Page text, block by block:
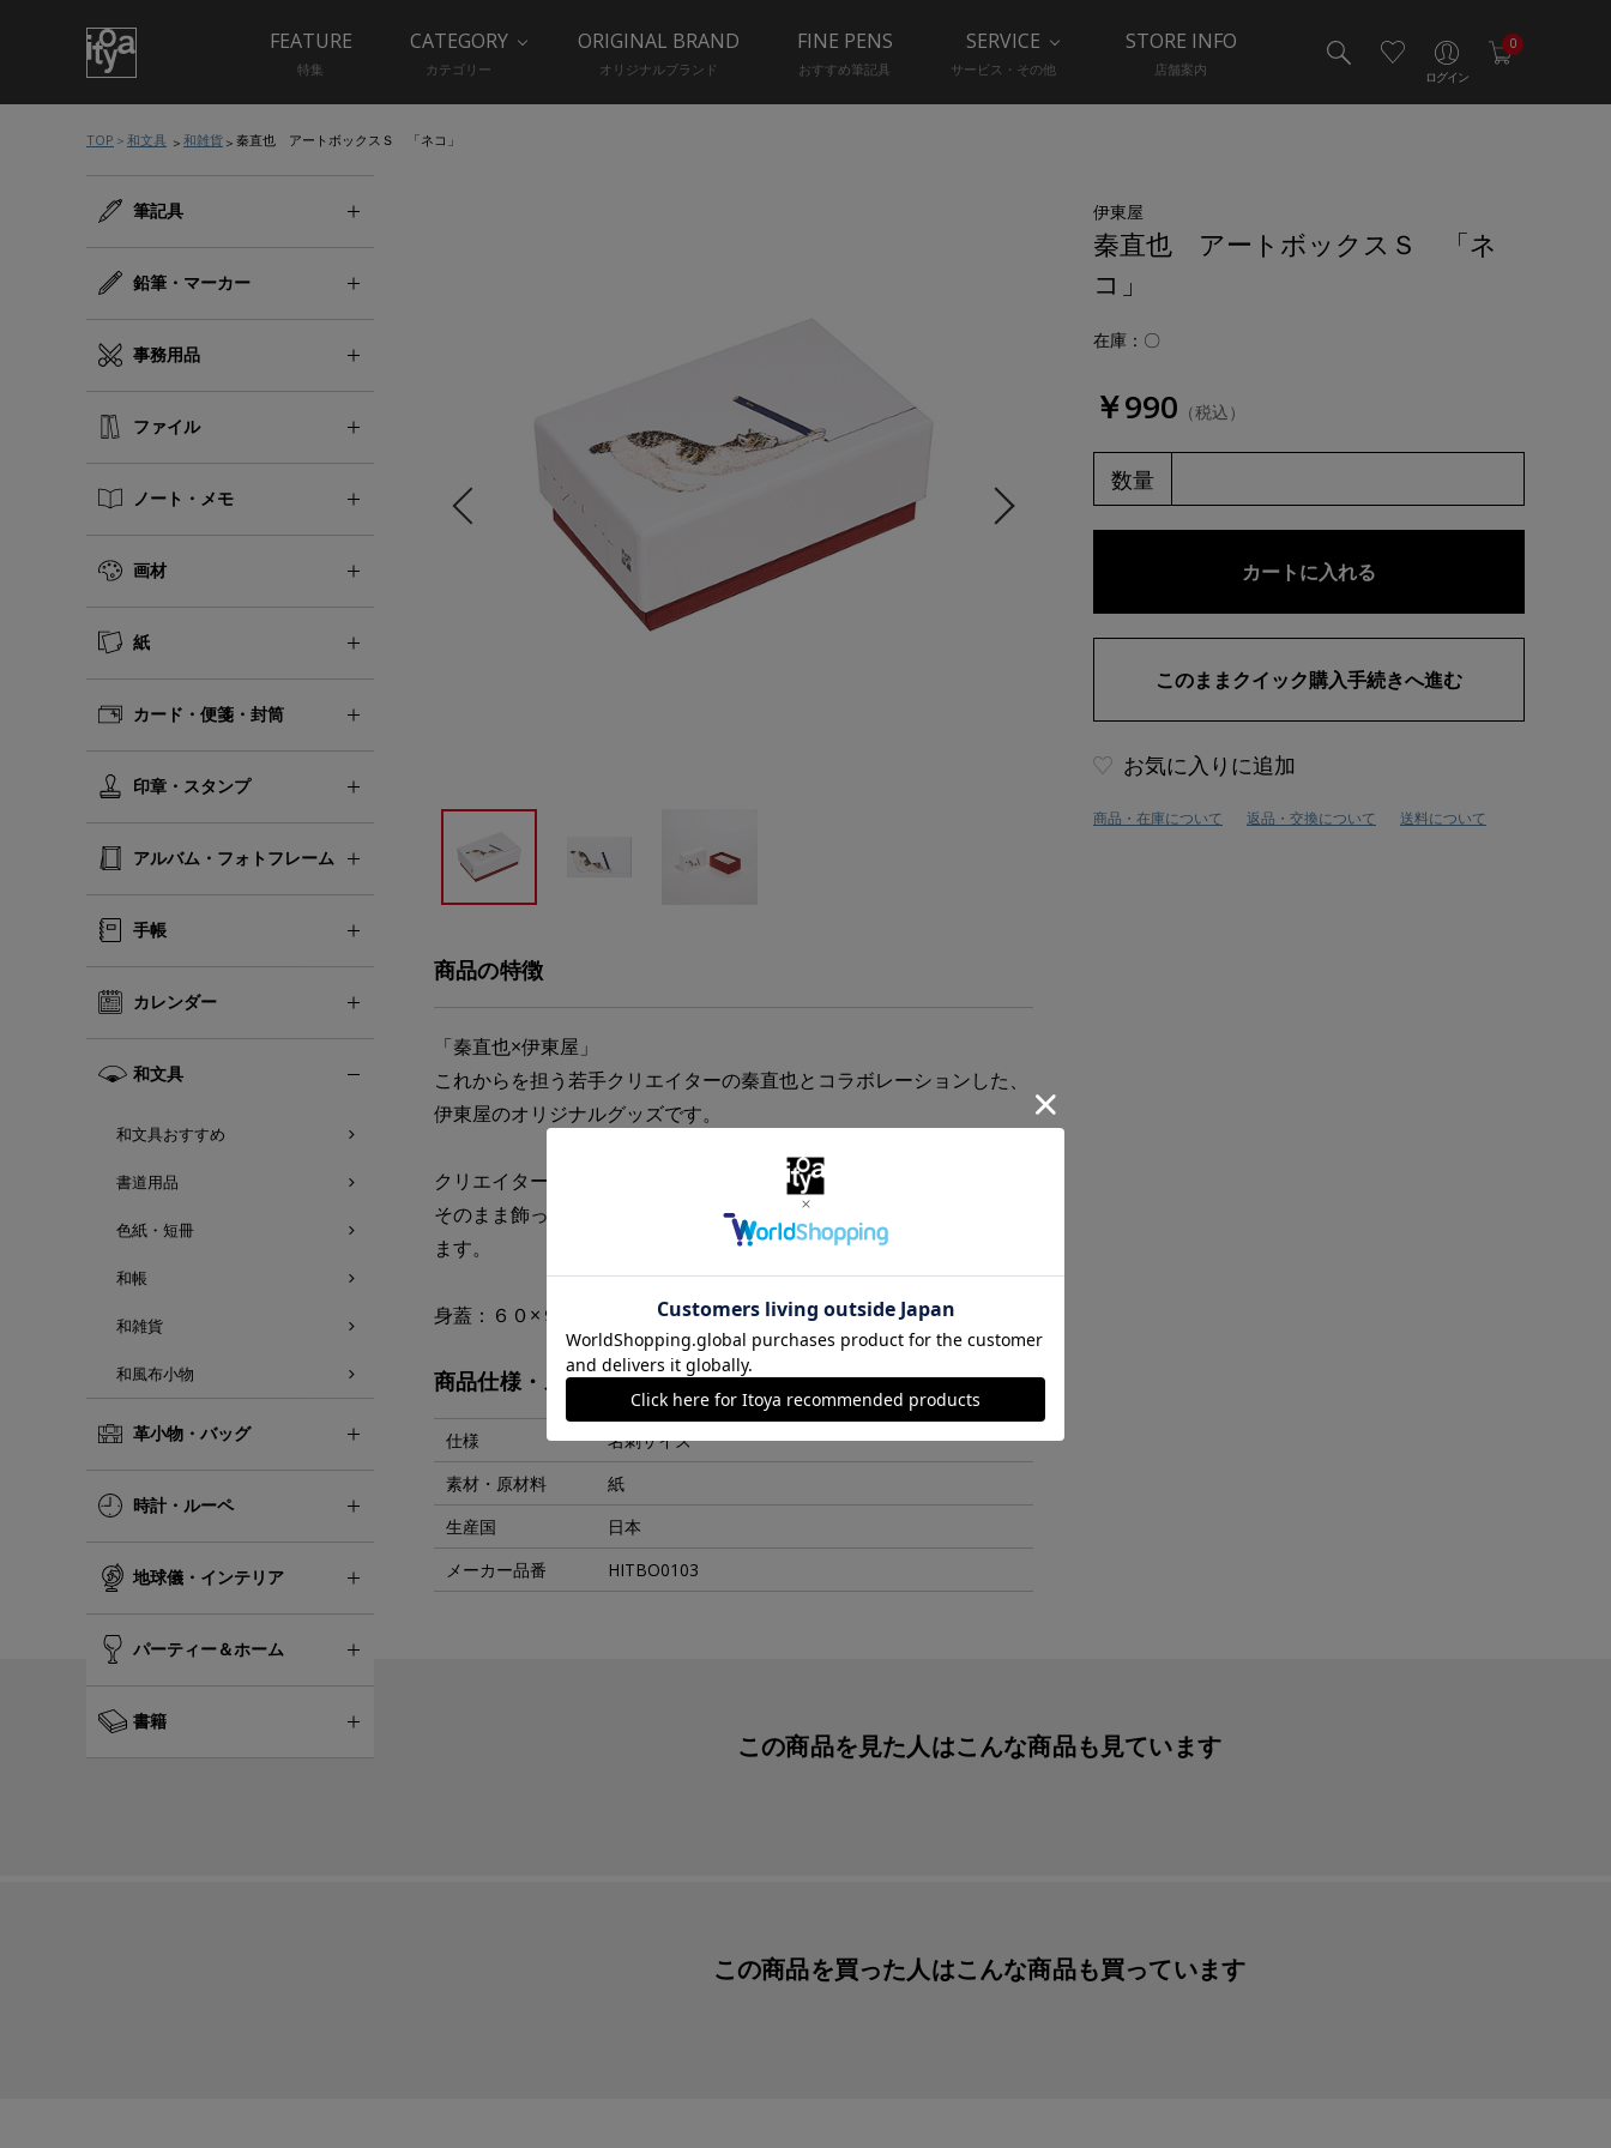
ログイン
0
FEATURE
特集
CATEGORY
カテゴリー
ORIGINAL BRAND
オリジナルブランド
FINE PENS
おすすめ筆記具
SERVICE
サービス・その他
STORE INFO
店舗案内
TOP 和文具 和雑貨 秦直也 アートボックスＳ 「ネコ」
筆記具
鉛筆・マーカー
事務用品
ファイル
ノート・メモ
画材
紙
カード・便箋・封筒
印章・スタンプ
アルバム・フォトフレーム
手帳
カレンダー
和文具
和文具おすすめ
書道用品
色紙・短冊
和帳
和雑貨
和風布小物
革小物・バッグ
時計・ルーペ
地球儀・インテリア
パーティー＆ホーム
書籍
伊東屋
秦直也 アートボックスＳ 「ネ
コ」
在庫：〇
￥990 （税込）
数量
お気に入りに追加
商品・在庫について 返品・交換について 送料について
商品の特徴
「秦直也×伊東屋」
これからを担う若手クリエイターの秦直也とコラボレーションした、
伊東屋のオリジナルグッズです。
クリエイターの作品を身近に楽しめる、名刺身蓋のアートボックス。
そのまま飾っても、名刺やカードを保管する箱としても活用いただけ
ます。
身蓋：６０×９６×Ｈ３８ｍｍ
商品仕様・スペック
仕様
名刺サイズ
素材・原材料
紙
生産国
日本
メーカー品番
HITBO0103
この商品を見た人はこんな商品も見ています
この商品を買った人はこんな商品も買っています